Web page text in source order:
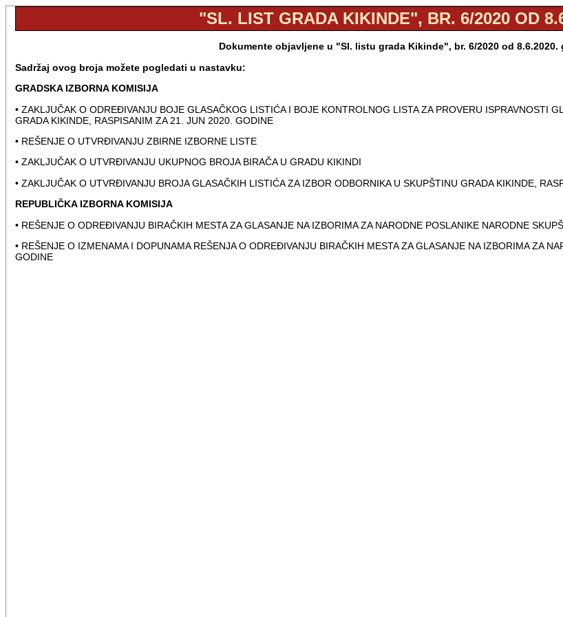
"SL. LIST GRADA KIKINDE", BR. 6/2020 OD
Dokumente objavljene u "Sl. listu grada Kikinde", br. 6/2020 od
Sadržaj ovog broja možete pogledati u nastavku:
GRADSKA IZBORNA KOMISIJA
• ZAKLJUČAK O ODREĐIVANJU BOJE GLASAČKOG LISTIĆA I BOJE KONTROLNOG LISTA ZA PROVERU ISPRAVNOSTI
GRADA KIKINDE, RASPISANIM ZA 21. JUN 2020. GODINE
• REŠENJE O UTVRĐIVANJU ZBIRNE IZBORNE LISTE
• ZAKLJUČAK O UTVRĐIVANJU UKUPNOG BROJA BIRAČA U GRADU KIKINDI
• ZAKLJUČAK O UTVRĐIVANJU BROJA GLASAČKIH LISTIĆA ZA IZBOR ODBORNIKA U SKUPŠTINU GRADA KIKINDE,
REPUBLIČKA IZBORNA KOMISIJA
• REŠENJE O ODREĐIVANJU BIRAČKIH MESTA ZA GLASANJE NA IZBORIMA ZA NARODNE POSLANIKE NARODNE
• REŠENJE O IZMENAMA I DOPUNAMA REŠENJA O ODREĐIVANJU BIRAČKIH MESTA ZA GLASANJE NA IZBORIMA ZA
GODINE